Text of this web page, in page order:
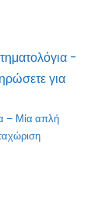
– Μία απλή